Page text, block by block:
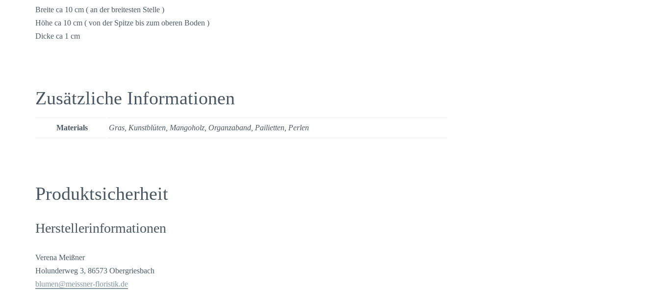
Breite ca 10 cm ( an der breitesten Stelle )
Höhe ca 10 cm ( von der Spitze bis zum oberen Boden )
Dicke ca 1 cm
Zusätzliche Informationen
Materials Gras, Kunstblüten, Mangoholz, Organzaband, Pailietten, Perlen
Produktsicherheit
Herstellerinformationen
Verena Meißner
Holunderweg 3, 86573 Obergriesbach
blumen@meissner-floristik.de